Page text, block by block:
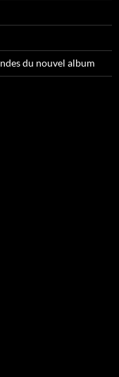
du nouvel album